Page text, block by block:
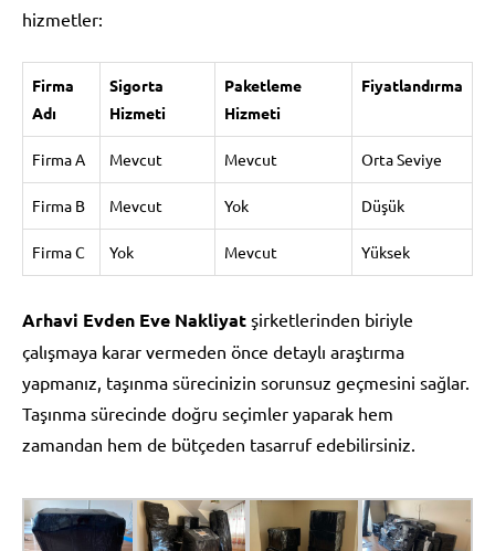
hizmetler:
Firma
Adı
Sigorta
Hizmeti
Paketleme
Hizmeti
Fiyatlandırma
Firma A Mevcut Mevcut Orta Seviye
Firma B Mevcut Yok Düşük
Firma C Yok Mevcut Yüksek
Arhavi Evden Eve Nakliyat şirketlerinden biriyle
çalışmaya karar vermeden önce detaylı araştırma
yapmanız, taşınma sürecinizin sorunsuz geçmesini sağlar.
Taşınma sürecinde doğru seçimler yaparak hem
zamandan hem de bütçeden tasarruf edebilirsiniz.